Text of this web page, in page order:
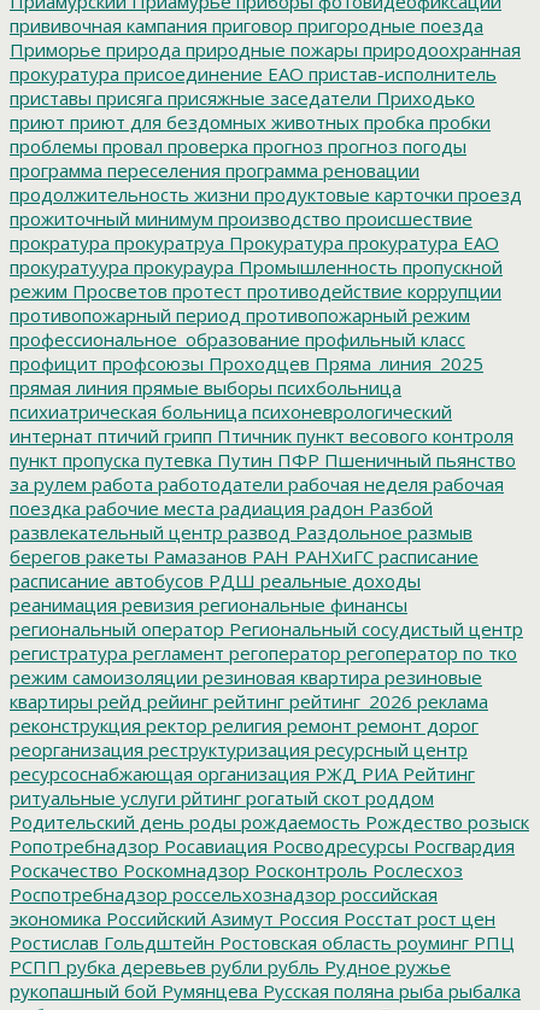
прививочная кампания приговор пригородные поезда
Приморье природа природные пожары природоохранная
прокуратура присоединение ЕАО пристав-исполнитель
приставы присяга присяжные заседатели Приходько
приют приют для бездомных животных пробка пробки
проблемы провал проверка прогноз прогноз погоды
программа переселения программа реновации
продолжительность жизни продуктовые карточки проезд
прожиточный минимум производство происшествие
прократура прокуратруа Прокуратура прокуратура ЕАО
прокуратуура прокураура Промышленность пропускной
режим Просветов протест противодействие коррупции
противопожарный период противопожарный режим
профессиональное_образование профильный класс
профицит профсоюзы Проходцев Пряма_линия_2025
прямая линия прямые выборы психбольница
психиатрическая больница психоневрологический
интернат птичий грипп Птичник пункт весового контроля
пункт пропуска путевка Путин ПФР Пшеничный пьянство
за рулем работа работодатели рабочая неделя рабочая
поездка рабочие места радиация радон Разбой
развлекательный центр развод Раздольное размыв
берегов ракеты Рамазанов РАН РАНХиГС расписание
расписание автобусов РДШ реальные доходы
реанимация ревизия региональные финансы
региональный оператор Региональный сосудистый центр
регистратура регламент регоператор регоператор по тко
режим самоизоляции резиновая квартира резиновые
квартиры рейд рейинг рейтинг рейтинг_2026 реклама
реконструкция ректор религия ремонт ремонт дорог
реорганизация реструктуризация ресурсный центр
ресурсоснабжающая организация РЖД РИА Рейтинг
ритуальные услуги рйтинг рогатый скот роддом
Родительский день роды рождаемость Рождество розыск
Ропотребнадзор Росавиация Росводресурсы Росгвардия
Роскачество Роскомнадзор Росконтроль Рослесхоз
Роспотребнадзор россельхознадзор российская
экономика Российский Азимут Россия Росстат рост цен
Ростислав Гольдштейн Ростовская область роуминг РПЦ
РСПП рубка деревьев рубли рубль Рудное ружье
рукопашный бой Румянцева Русская поляна рыба рыбалка